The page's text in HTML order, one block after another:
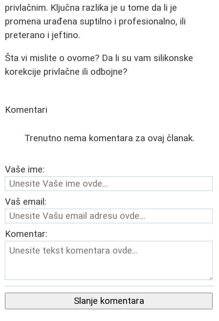
privlačnim. Ključna razlika je u tome da li je
promena urađena suptilno i profesionalno, ili
preterano i jeftino.
Šta vi mislite o ovome? Da li su vam silikonske
korekcije privlačne ili odbojne?
Komentari
Trenutno nema komentara za ovaj članak.
Vaše ime:
Vaš email:
Komentar:
Slanje komentara